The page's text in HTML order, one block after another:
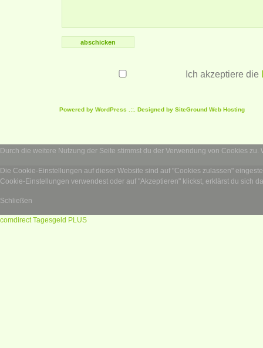
Ich akzeptiere die
Powered by WordPress .::. Designed by SiteGround Web Hosting
Durch die weitere Nutzung der Seite stimmst du der Verwendung von Cookies zu.
Die Cookie-Einstellungen auf dieser Website sind auf "Cookies zulassen"
Cookie-Einstellungen verwendest oder auf "Akzeptieren" klickst, erklärst du sich
Schließen
comdirect Tagesgeld PLUS